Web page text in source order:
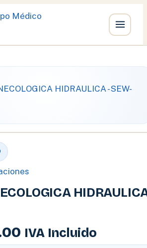
IVA Incluido